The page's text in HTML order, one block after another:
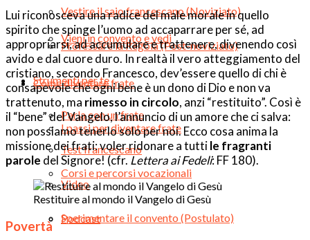
Vestire il saio francescano (Noviziato)
Professare la Regola (Post-noviziato)
Strumenti per te
Parla con un frate
Test francescano
Video
Podcast
Vieni in convento e vedi
Come diventare frate
I passi per diventare frate
Corsi e percorsi vocazionali
Sperimentare il convento (Postulato)
Lui riconosceva una radice del male morale in quello
spirito che spinge l’uomo ad accaparrare per sé, ad
appropriarsi, ad accumulare e trattenere, divenendo così
avido e dal cuore duro. In realtà il vero atteggiamento del
cristiano, secondo Francesco, dev’essere quello di chi è
consapevole che ogni bene è un dono di Dio e non va
trattenuto, ma rimesso in circolo, anzi “restituito”. Così è
il “bene” del Vangelo, l’annuncio di un amore che ci salva:
non possiamo tenerlo solo per noi. Ecco cosa anima la
missione dei frati: voler ridonare a tuttile fragranti
parole del Signore! (cfr. Lettera ai Fedeli: FF 180).
Restituire al mondo il Vangelo di Gesù
Povertà